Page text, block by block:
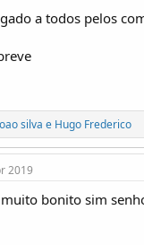
a todos pelos
silva e Hugo Frederico
2019
muito bonito sim